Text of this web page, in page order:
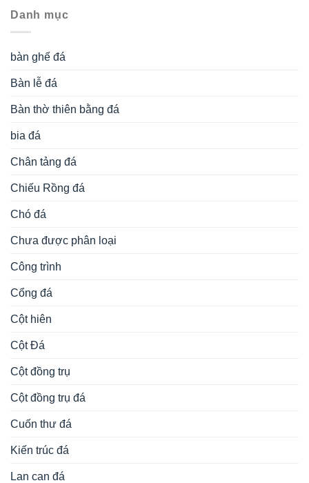
Danh mục
bàn ghế đá
Bàn lễ đá
Bàn thờ thiên bằng đá
bia đá
Chân tảng đá
Chiếu Rồng đá
Chó đá
Chưa được phân loại
Công trình
Cổng đá
Cột hiên
Cột Đá
Cột đồng trụ
Cột đồng trụ đá
Cuốn thư đá
Kiến trúc đá
Lan can đá